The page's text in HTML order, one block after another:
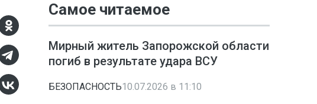
Самое читаемое
Мирный житель Запорожской области
погиб в результате удара ВСУ
БЕЗОПАСНОСТЬ10.07.2026 в 11:10